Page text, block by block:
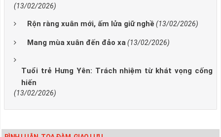
(13/02/2026)
Rộn ràng xuân mới, ấm lửa giữ nghề (13/02/2026)
Mang mùa xuân đến đảo xa(13/02/2026)
Tuổi trẻ Hưng Yên: Trách nhiệm từ khát vọng cống
hiến
(13/02/2026)